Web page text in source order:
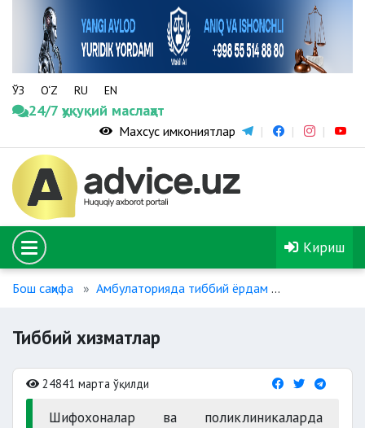
ЎЗ O‘Z RU EN
24/7 ҳуқуқий маслаҳат
Махсус имкониятлар
Кириш
Бош саҳифа Амбулаторияда тиббий ёрдам
Тиббий хизматлар
24841 марта ўқилди
Шифохоналар ва поликлиникаларда